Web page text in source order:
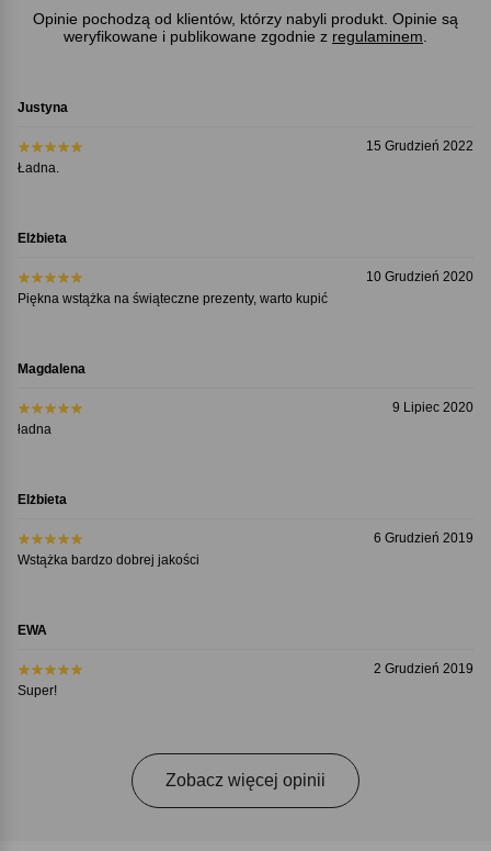
Opinie pochodzą od klientów, którzy nabyli produkt. Opinie są
weryfikowane i publikowane zgodnie z regulaminem
Justyna
15 Grudzień 2022
Ładna.
Elżbieta
10 Grudzień 2020
Piękna wstążka na świąteczne prezenty, warto kupić
Magdalena
9 Lipiec 2020
ładna
Elżbieta
6 Grudzień 2019
Wstążka bardzo dobrej jakości
EWA
2 Grudzień 2019
Super!
Zobacz więcej opinii